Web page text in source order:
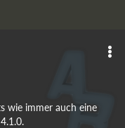
wie immer auch eine